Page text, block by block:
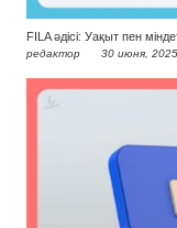
FILA әдісі: Уақыт пен
редактор 30 июня, 2025